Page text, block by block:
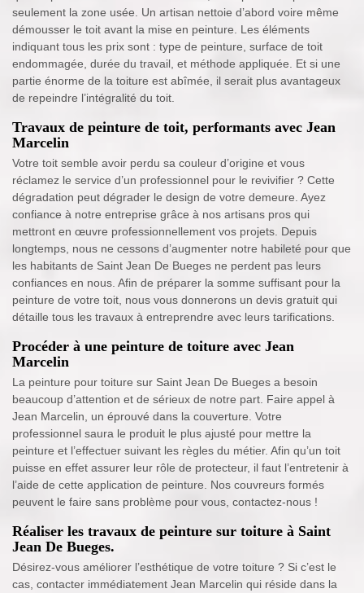
seulement la zone usée. Un artisan nettoie d’abord voire même
démousser le toit avant la mise en peinture. Les éléments
indiquant tous les prix sont : type de peinture, surface de toit
endommagée, durée du travail, et méthode appliquée. Et si une
partie énorme de la toiture est abîmée, il serait plus avantageux
de repeindre l’intégralité du toit.
Travaux de peinture de toit, performants avec Jean
Marcelin
Votre toit semble avoir perdu sa couleur d’origine et vous
réclamez le service d’un professionnel pour le revivifier ? Cette
dégradation peut dégrader le design de votre demeure. Ayez
confiance à notre entreprise grâce à nos artisans pros qui
mettront en œuvre professionnellement vos projets. Depuis
longtemps, nous ne cessons d’augmenter notre habileté pour que
les habitants de Saint Jean De Bueges ne perdent pas leurs
confiances en nous. Afin de préparer la somme suffisant pour la
peinture de votre toit, nous vous donnerons un devis gratuit qui
détaille tous les travaux à entreprendre avec leurs tarifications.
Procéder à une peinture de toiture avec Jean
Marcelin
La peinture pour toiture sur Saint Jean De Bueges a besoin
beaucoup d’attention et de sérieux de notre part. Faire appel à
Jean Marcelin, un éprouvé dans la couverture. Votre
professionnel saura le produit le plus ajusté pour mettre la
peinture et l’effectuer suivant les règles du métier. Afin qu’un toit
puisse en effet assurer leur rôle de protecteur, il faut l’entretenir à
l’aide de cette application de peinture. Nos couvreurs formés
peuvent le faire sans problème pour vous, contactez-nous !
Réaliser les travaux de peinture sur toiture à Saint
Jean De Bueges.
Désirez-vous améliorer l’esthétique de votre toiture ? Si c’est le
cas, contacter immédiatement Jean Marcelin qui réside dans la